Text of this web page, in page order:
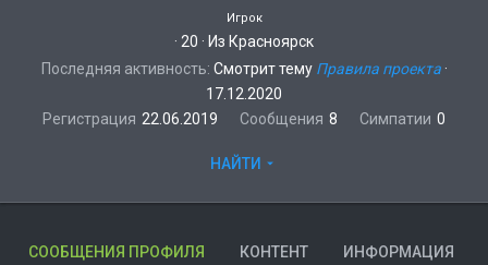
Игрок
· 20 · Из Красноярск
Последняя активность Смотрит тему Правила проекта ·
17.12.2020
Регистрация 22.06.2019 Сообщения 8 Симпатии 0
НАЙТИ
СООБЩЕНИЯ ПРОФИЛЯ КОНТЕНТ ИНФОРМАЦИЯ